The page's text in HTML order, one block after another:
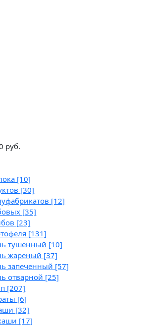
руб.
[10]
[30]
[12]
[35]
[23]
[131]
тушенный [10]
жареный [37]
запеченный [57]
отварной [25]
[207]
[6]
[32]
[17]